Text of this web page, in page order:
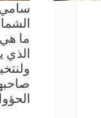
سامي
ما